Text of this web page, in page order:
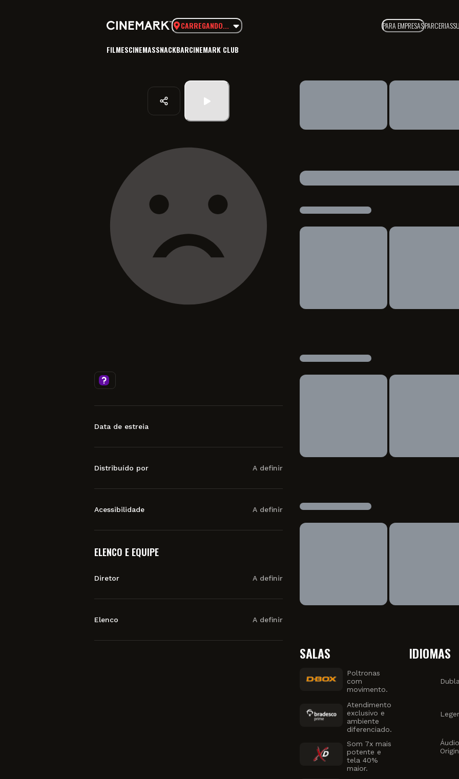
CARREGANDO... PARA EMPRESASPARCERIAS
FILMESCINEMASSNACKBARCINEMARK CLUB
Data de estreia
Distribuído por A definir
Acessibilidade A definir
ELENCO E EQUIPE
Diretor A definir
Elenco A definir
SALAS
Poltronas
com
movimento.
Atendimento
exclusivo e
ambiente
diferenciado.
Som 7x mais
potente e
tela 40%
maior.
IDIOMAS
Áudio